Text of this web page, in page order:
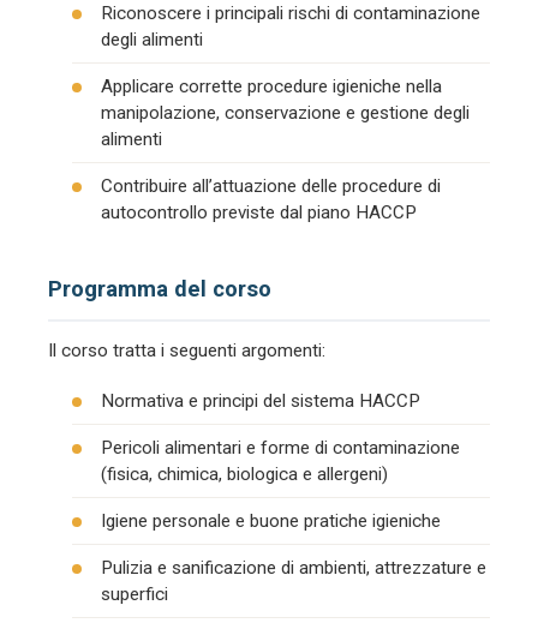
Riconoscere i principali rischi di contaminazione
degli alimenti
Applicare corrette procedure igieniche nella
manipolazione, conservazione e gestione degli
alimenti
Contribuire all’attuazione delle procedure di
autocontrollo previste dal piano HACCP
Programma del corso
Il corso tratta i seguenti argomenti:
Normativa e principi del sistema HACCP
Pericoli alimentari e forme di contaminazione
(fisica, chimica, biologica e allergeni)
Igiene personale e buone pratiche igieniche
Pulizia e sanificazione di ambienti, attrezzature e
superfici